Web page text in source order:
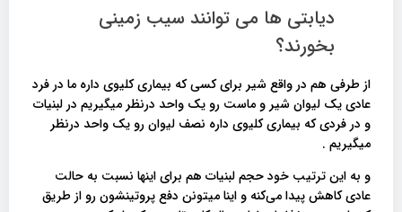
دیابتی ها می توانند سیب زمینی
بخورند؟
از طرفی هم در واقع شیر برای کسی که بیماری کلیوی داره ما در فرد
عادی یک لیوان شیر و ماست رو یک واحد درنظر میگیریم در لبنیات
و در فردی که بیماری کلیوی داره نصف لیوان رو یک واحد درنظر
میگیریم .
و به این ترتیب خود حجم لبنیات هم برای اینها نسبت به حالت
عادی کاهش پیدا می‌کنه و اینا میتونن دفع پروتینشون رو از طریق